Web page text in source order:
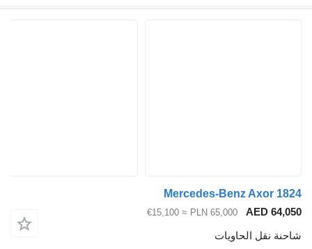
Mercedes-Benz
PLN 65,000
≈ €15,100
الحاويات